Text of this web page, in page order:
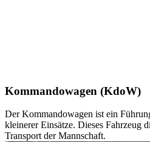
Kommandowagen (KdoW)
Der Kommandowagen ist ein
kleinerer Einsätze. Dieses Fahrzeug
Transport der Mannschaft.